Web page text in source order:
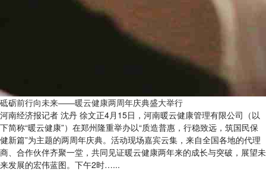
砥砺前行向未来——暖云健康两周年庆典盛大举行
河南经济报记者 沈丹 徐文正4月15日，河南暖云健康管理有限公司（以
下简称“暖云健康”）在郑州隆重举办以“质造普惠，行稳致远，筑国民保
健新篇”为主题的两周年庆典。活动现场嘉宾云集，来自全国各地的代理
商、合作伙伴齐聚一堂，共同见证暖云健康两年来的成长与突破，展望未
来发展的宏伟蓝图。下午2时…...